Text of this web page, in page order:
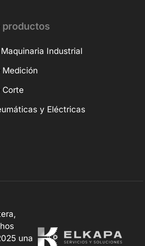
productos
Industrial
Medición
Corte
y Eléctricas
una